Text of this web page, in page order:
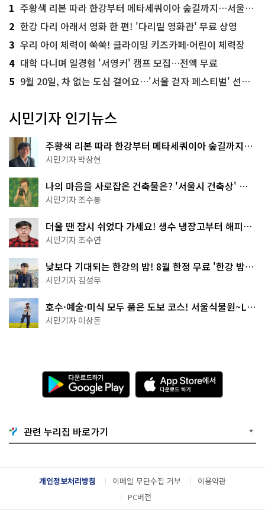
1 주황색 리본 따라 한강부터 메타세쿼이아 숲길까지…서울둘레길 15코스
2 한강 다리 아래서 영화 한 편! '다리밑 영화관' 무료 상영
3 우리 아이 체력이 쑥쑥! 클라이밍 키즈카페·어린이 체력장
4 대학 다니며 일경험 '서영커' 캠프 모집…전액 무료
5 9월 20일, 차 없는 도심 걸어요…'서울 걷자 페스티벌' 선착순 5천명
시민기자 인기뉴스
주황색 리본 따라 한강부터 메타세쿼이아 숲길까지…
서울둘레길 15코스
시민기자 박상현
나의 마음을 사로잡은 건축물은? '서울시 건축상' 수
상작 공개!
시민기자 조수봉
더울 땐 잠시 쉬었다 가세요! 생수 냉장고부터 해피소
·무더위쉼터까지
시민기자 조수연
낮보다 기대되는 한강의 밤! 8월 한정 무료 '한강 밤
핑' 예약은?
시민기자 김성무
호수·예술·미식 모두 품은 도보 코스! 서울식물원~LG
아트센터~마곡테라스거리
시민기자 이상돈
다
운
로
기
G
o
g
l
e
A
p
p
e
서
다
운
관련 누리집 바로가기
개인정보처리방침 이메일 무단수집 거부
이용약관
PC버전